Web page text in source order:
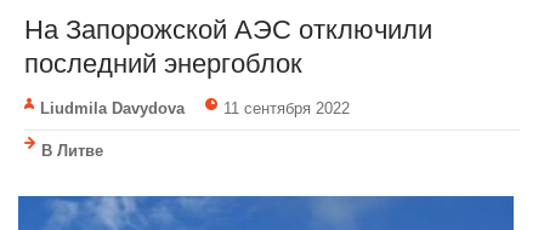
На Запорожской АЭС отключили
последний энергоблок
Liudmila Davydova 11 сентября 2022
В Литве